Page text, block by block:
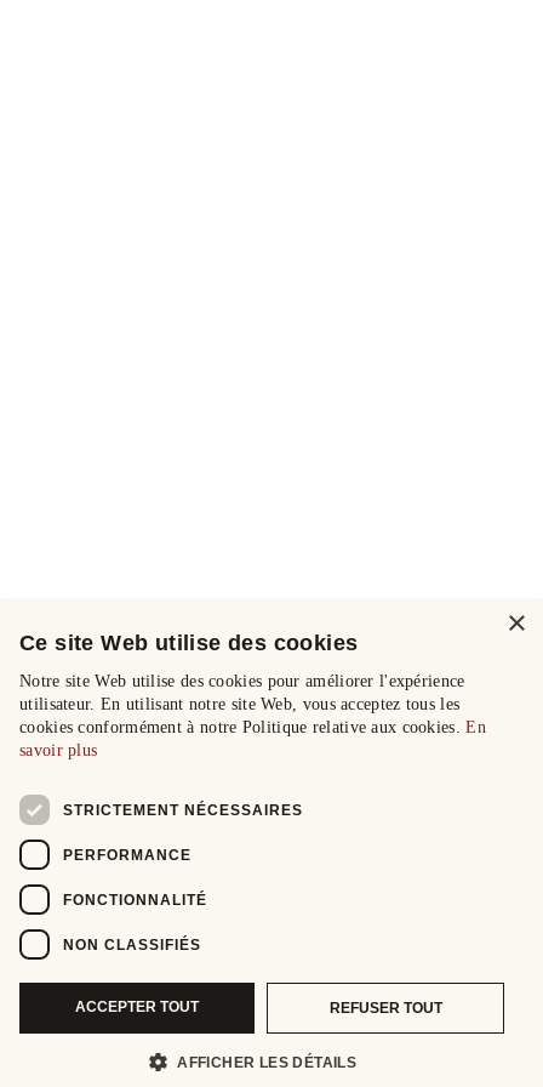
×
Ce site Web utilise des cookies
Notre site Web utilise des cookies pour améliorer l'expérience
utilisateur. En utilisant notre site Web, vous acceptez tous les
cookies conformément à notre Politique relative aux cookies.En
savoir plus
STRICTEMENT NÉCESSAIRES
PERFORMANCE
FONCTIONNALITÉ
NON CLASSIFIÉS
ACCEPTER TOUT REFUSER TOUT
AFFICHER LES DÉTAILS